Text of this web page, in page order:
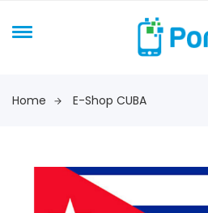
Home E-Shop CUBA